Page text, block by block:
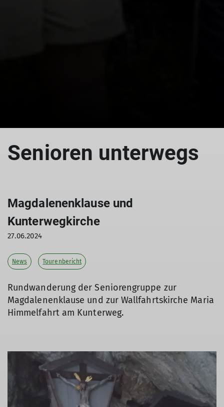
Senioren unterwegs
Magdalenenklause und
Kunterwegkirche
27.06.2024
News Tourenbericht
Rundwanderung der Seniorengruppe zur
Magdalenenklause und zur Wallfahrtskirche Maria
Himmelfahrt am Kunterweg.